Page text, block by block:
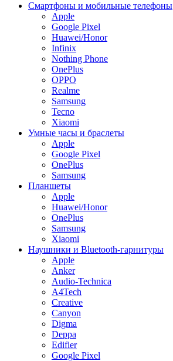
Смартфоны и мобильные телефоны
Apple
Google Pixel
Huawei/Honor
Infinix
Nothing Phone
OnePlus
OPPO
Realme
Samsung
Tecno
Xiaomi
Умные часы и браслеты
Apple
Google Pixel
OnePlus
Samsung
Планшеты
Apple
Huawei/Honor
OnePlus
Samsung
Xiaomi
Наушники и Bluetooth-гарнитуры
Apple
Anker
Audio-Technica
A4Tech
Creative
Canyon
Digma
Deppa
Edifier
Google Pixel